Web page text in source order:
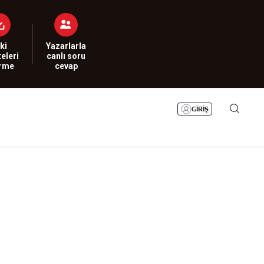
Yazarlarla
canlı soru
cevap
GİRİŞ
Namaz Vakitleri
Sesli Yayınlar